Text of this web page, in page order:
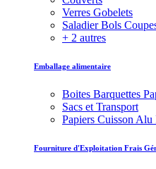
Verres Gobelets
Saladier Bols
+ 2 autres
Emballage alimentaire
Boites Barquettes
Sacs et Transport
Papiers Cuisson Alu
Fourniture d'Exploitation Frais